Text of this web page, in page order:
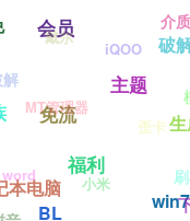
免流
本电脑
BL
福利
主题
会员
win7
破
介质
word 小米
歪卡
iQOO
戴尔
MT管理器